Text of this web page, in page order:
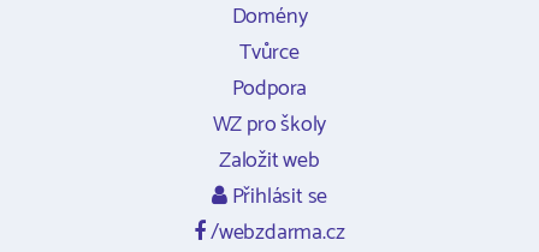
Domény
Tvůrce
Podpora
WZ pro školy
Založit web
Přihlásit se
/webzdarma.cz